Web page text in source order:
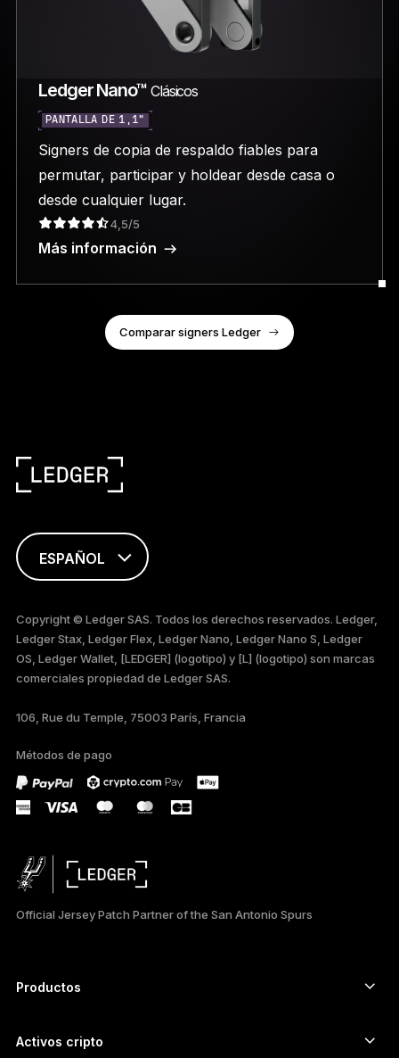
Ledger Nano™ Clásicos
PANTALLA DE 1,1"
Signers de copia de respaldo fiables para
permutar, participar y holdear desde casa o
desde cualquier lugar.
4,5/5
Más información
Comparar signers Ledger
ESPAÑOL
FRANÇAIS
TÜRKÇE
DEUTSCH
PORTUGUÊS
РУССКИЙ
日本語
Copyright © Ledger SAS. Todos los derechos reservados. Ledger,
Ledger Stax, Ledger Flex, Ledger Nano, Ledger Nano S, Ledger
OS, Ledger Wallet, [LEDGER] (logotipo) y [L] (logotipo) son marcas
comerciales propiedad de Ledger SAS.
106, Rue du Temple, 75003 París, Francia
Métodos de pago
Official Jersey Patch Partner of the San Antonio Spurs
Productos
Hardware Wallet
Activos cripto